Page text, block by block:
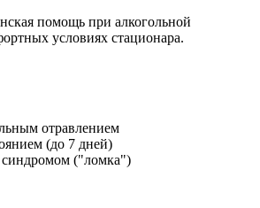
помощь при алкогольной
условиях стационара.
отравлением
(до 7 дней)
("ломка")